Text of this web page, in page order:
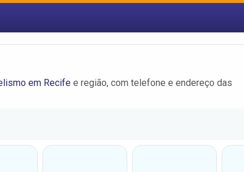
em Recife e região, com telefone e endereço das